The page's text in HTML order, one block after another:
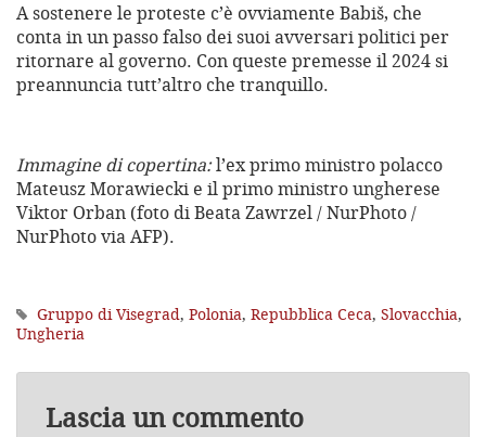
A sostenere le proteste c’è ovviamente Babiš, che
conta in un passo falso dei suoi avversari politici per
ritornare al governo. Con queste premesse il 2024 si
preannuncia tutt’altro che tranquillo.
Immagine di copertina:l’ex primo ministro polacco
Mateusz Morawiecki e il primo ministro ungherese
Viktor Orban (foto di Beata Zawrzel / NurPhoto /
NurPhoto via AFP).
Gruppo di Visegrad, Polonia, Repubblica Ceca, Slovacchia,
Ungheria
Lascia un commento